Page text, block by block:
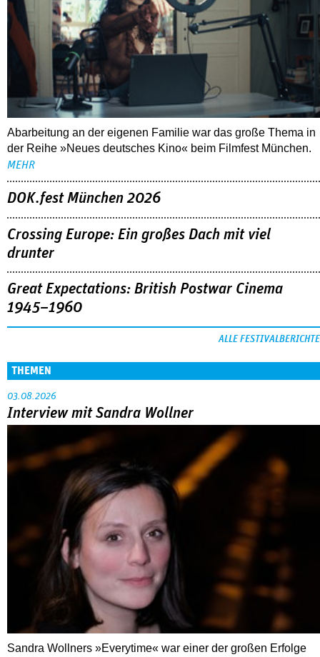
Abarbeitung an der eigenen Familie war das große Thema in
der Reihe »Neues deutsches Kino« beim Filmfest München.
MEHR
DOK.fest München 2026
Crossing Europe: Ein großes Dach mit viel
drunter
Great Expectations: British Postwar Cinema
1945–1960
ALLE FESTIVALBERICHTE
THEMEN
03.08.2026
Interview mit Sandra Wollner
Sandra Wollners »Everytime« war einer der großen Erfolge